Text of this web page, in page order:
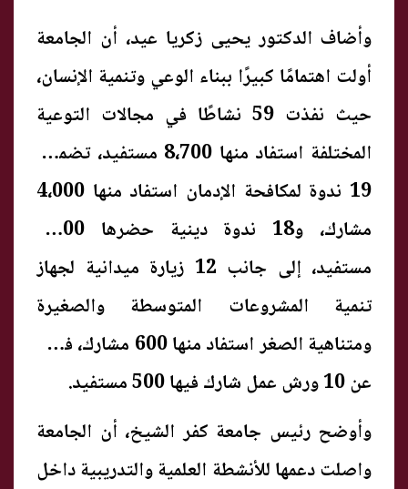
وأضاف الدكتور يحيى زكريا عيد، أن الجامعة
أولت اهتمامًا كبيرًا ببناء الوعي وتنمية الإنسان،
حيث نفذت 59 نشاطًا في مجالات التوعية
المختلفة استفاد منها 8،700 مستفيد، تضمنت
19 ندوة لمكافحة الإدمان استفاد منها 4،000
مشارك، و18 ندوة دينية حضرها 3،600
مستفيد، إلى جانب 12 زيارة ميدانية لجهاز
تنمية المشروعات المتوسطة والصغيرة
ومتناهية الصغر استفاد منها 600 مشارك، فضلًا
عن 10 ورش عمل شارك فيها 500 مستفيد.
وأوضح رئيس جامعة كفر الشيخ، أن الجامعة
واصلت دعمها للأنشطة العلمية والتدريبية داخل